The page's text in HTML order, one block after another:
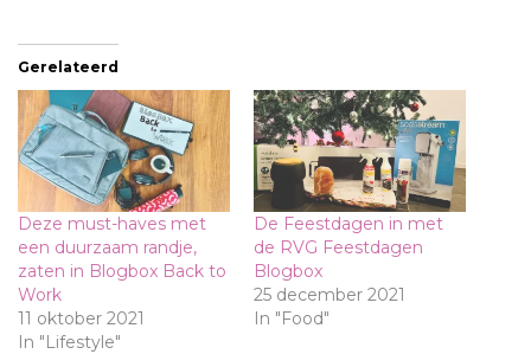
Gerelateerd
Deze must-haves met
een duurzaam randje,
zaten in Blogbox Back to
Work
11 oktober 2021
In "Lifestyle"
De Feestdagen in met
de RVG Feestdagen
Blogbox
25 december 2021
In "Food"